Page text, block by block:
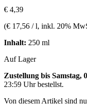
€ 4,39
(€ 17,56 / l, inkl. 20%
Inhalt: 250 ml
Auf Lager
Zustellung bis Samstag,
23:59 Uhrbestellst.
Von diesem Artikel sind